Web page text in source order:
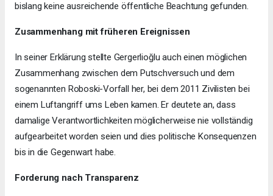
bislang keine ausreichende öffentliche Beachtung gefunden.
Zusammenhang mit früheren Ereignissen
In seiner Erklärung stellte Gergerlioğlu auch einen möglichen
Zusammenhang zwischen dem Putschversuch und dem
sogenannten Roboski-Vorfall her, bei dem 2011 Zivilisten bei
einem Luftangriff ums Leben kamen. Er deutete an, dass
damalige Verantwortlichkeiten möglicherweise nie vollständig
aufgearbeitet worden seien und dies politische Konsequenzen
bis in die Gegenwart habe.
Forderung nach Transparenz